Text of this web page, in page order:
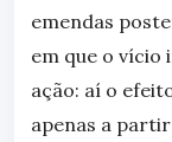
emendas
em que o vício
ação: aí o
apenas a